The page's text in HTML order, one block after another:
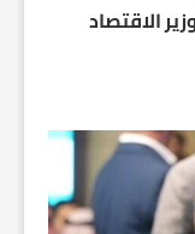
الاقتصاد